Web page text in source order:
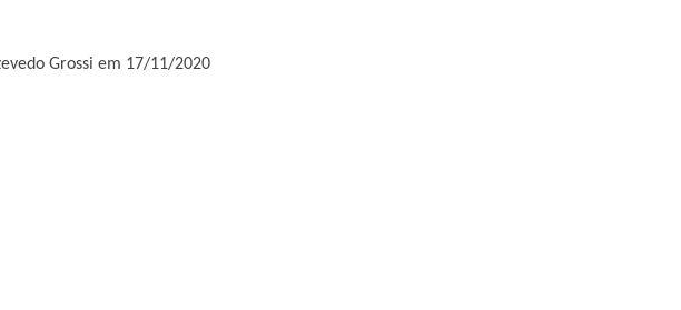
Grossi em 17/11/2020